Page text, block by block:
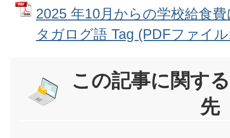
2025 年10月からの学校給食
タガログ語 Tag (PDFファイ
この記事に関す
先